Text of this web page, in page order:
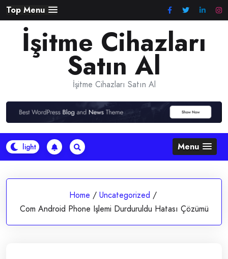
Skip
to
content
Top Menu
İşitme Cihazları
Satın Al
İşitme Cihazları Satın Al
Menu
Home / Uncategorized /
Com Android Phone Işlemi Durduruldu Hatası Çözümü